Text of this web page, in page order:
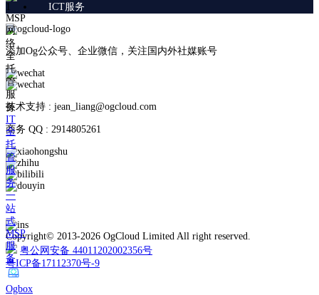
MSP
网
络
全
托
管
服
务
IT
全
托
管
服
务
一
站
式
MSP
服
务
Ogbox
ICT服务
添加Og公众号、企业微信，关注国内外社媒账号
技术支持 : jean_liang@ogcloud.com
商务 QQ : 2914805261
Copyright© 2013-2026 OgCloud Limited All right reserved.
粤公网安备 44011202002356号
粤ICP备17112370号-9